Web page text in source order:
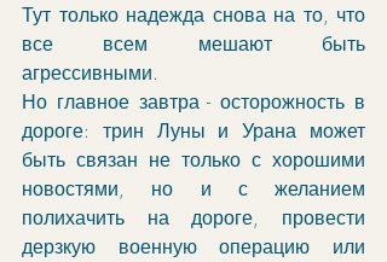
Тут только надежда снова на то, что
все всем мешают быть
агрессивными.
Но главное завтра - осторожность в
дороге: трин Луны и Урана может
быть связан не только с хорошими
новостями, но и с желанием
полихачить на дороге, провести
дерзкую военную операцию или